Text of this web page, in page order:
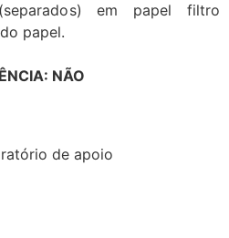
em papel filtro
papel.
NÃO
de apoio